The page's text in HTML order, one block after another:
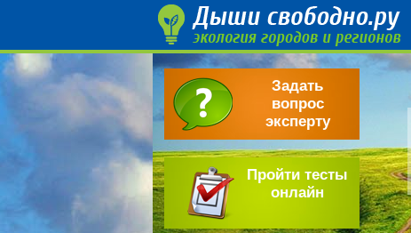
Задать
вопрос
эксперту
Пройти тесты
онлайн